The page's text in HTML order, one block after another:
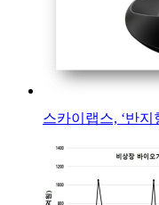
스카이랩스, ‘반